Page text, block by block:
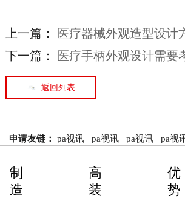
上一篇： 医疗器械外观造型设计
下一篇： 医疗手柄外观设计需要
返回列表
申请友链： pa视讯 pa视讯 pa视讯 pa视
制
造
高
装
优
势